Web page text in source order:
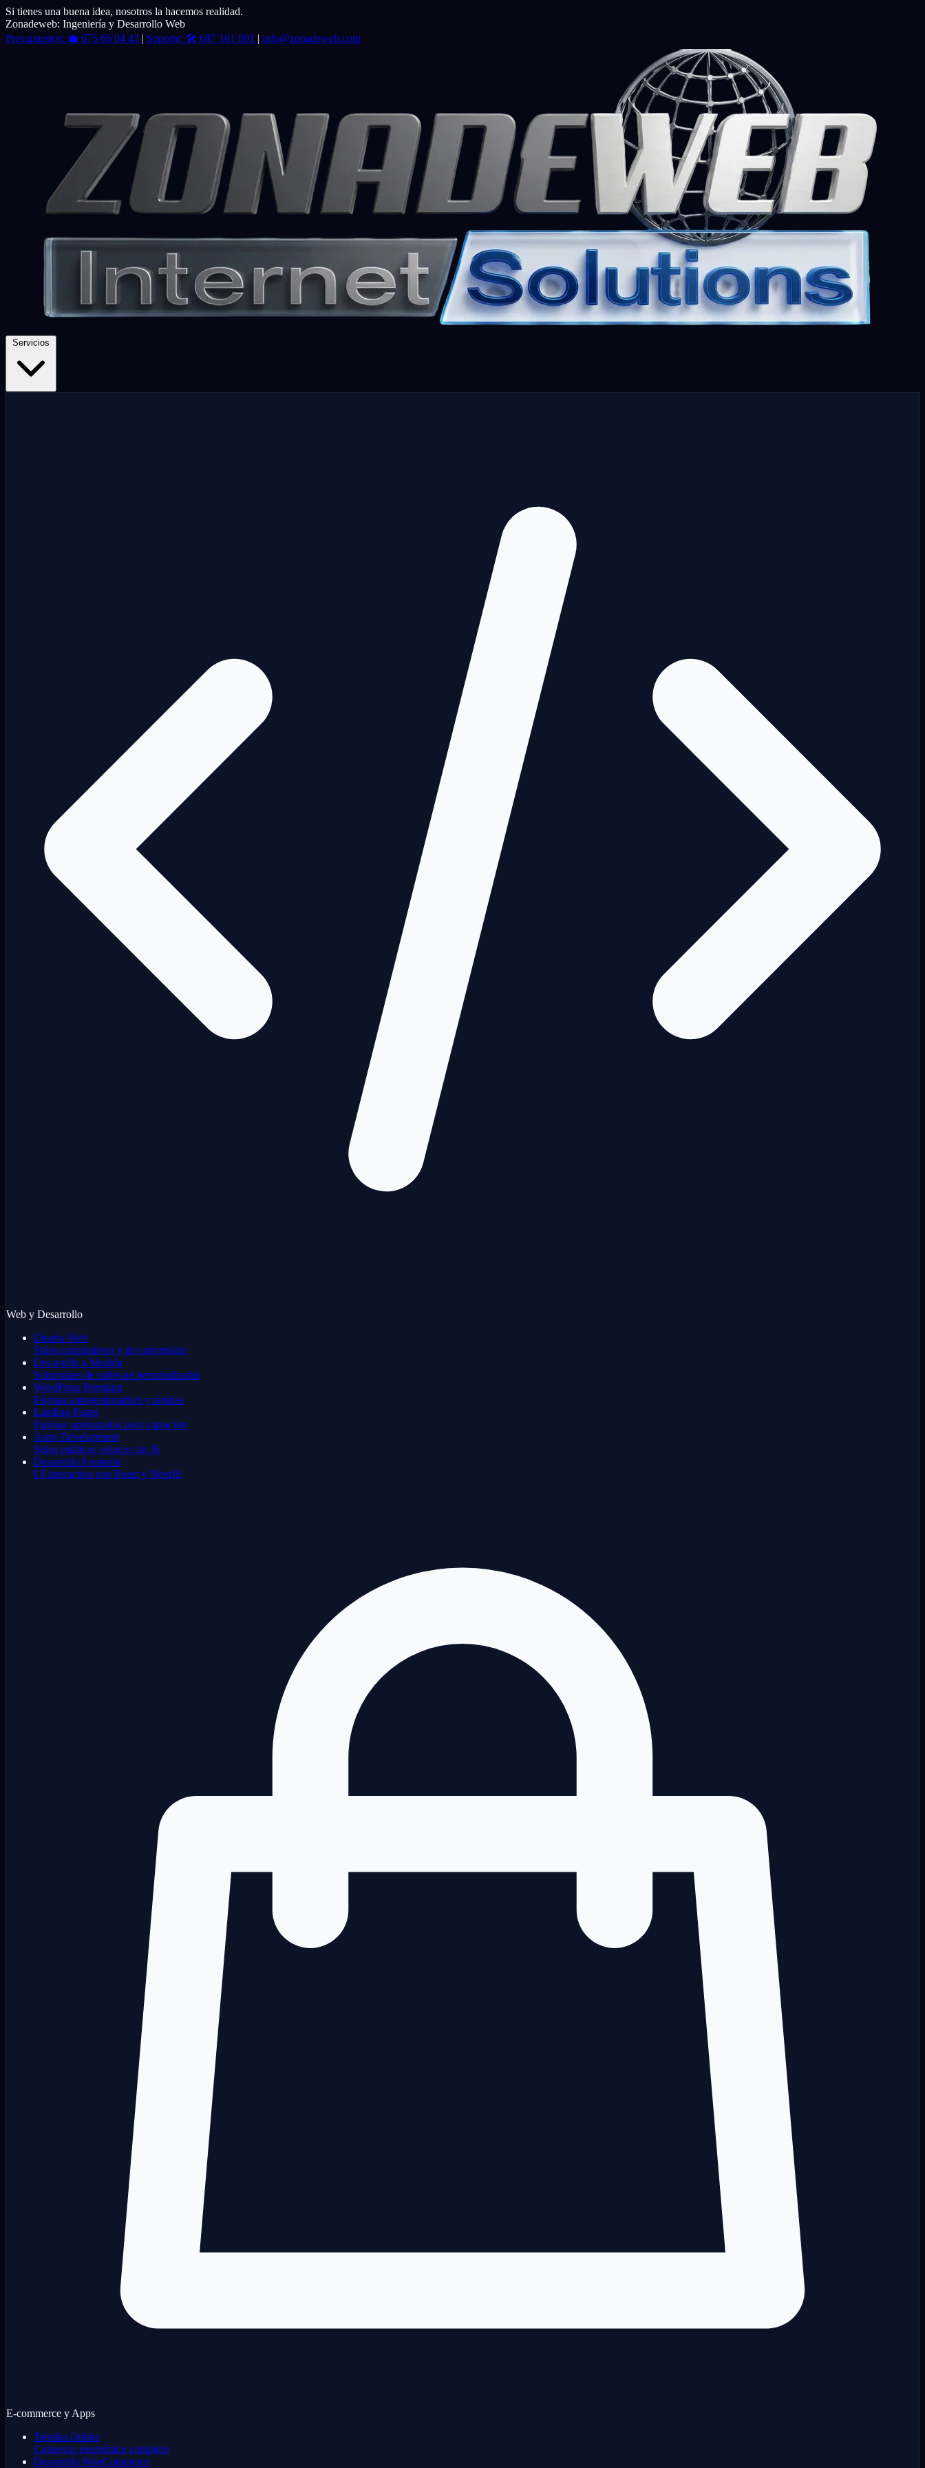
Si tienes una buena idea, nosotros la hacemos realidad.
Zonadeweb: Ingeniería y Desarrollo Web
Presupuestos: 💼 675 66 04 43 | Soporte: 🛠️ 687 161 691 | info@zonadeweb.com
Web y Desarrollo
Diseño Web
Sitios corporativos y de conversión
Desarrollo a Medida
Soluciones de software personalizadas
WordPress Premium
Páginas autogestionables y rápidas
Landing Pages
Páginas optimizadas para captación
Astro Development
Sitios estáticos veloces sin JS
Desarrollo Frontend
UI interactiva con React y NextJS
E-commerce y Apps
Tiendas Online
Comercio electrónico completo
Desarrollo WooCommerce